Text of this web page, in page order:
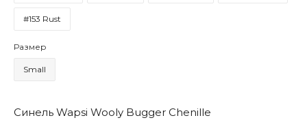
#153 Rust
Размер
Small
Синель Wapsi Wooly Bugger Chenille